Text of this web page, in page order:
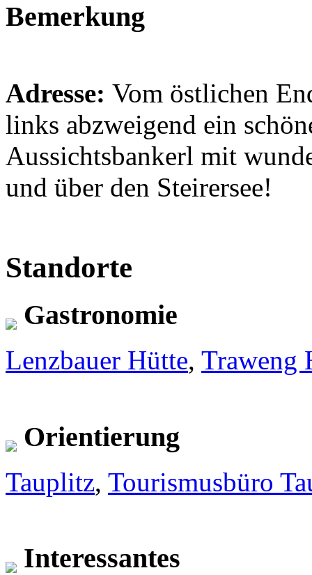
Bemerkung
Adresse: Vom östlichen
links abzweigend ein
Aussichtsbankerl mit
und über den Steirersee!
Standorte
Gastronomie
Lenzbauer Hütte, Traweng
Orientierung
Tauplitz, Tourismusbüro
Interessantes